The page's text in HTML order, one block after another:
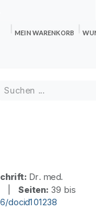
MEIN WARENKORB
Dr. med.
| Seiten: 39 bis
docid101238